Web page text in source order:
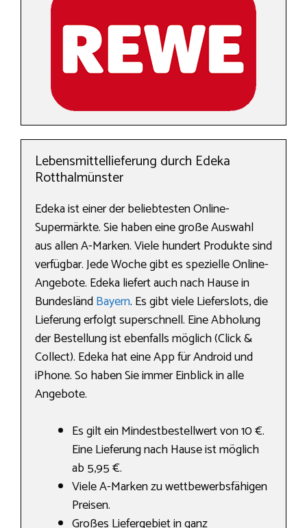
Lebensmittellieferung durch Edeka
Rotthalmünster
Edeka ist einer der beliebtesten Online-
Supermärkte. Sie haben eine große Auswahl
aus allen A-Marken. Viele hundert Produkte sind
verfügbar. Jede Woche gibt es spezielle Online-
Angebote. Edeka liefert auch nach Hause in
BundesländBayern. Es gibt viele Lieferslots, die
Lieferung erfolgt superschnell. Eine Abholung
der Bestellung ist ebenfalls möglich (Click &
Collect). Edeka hat eine App für Android und
iPhone. So haben Sie immer Einblick in alle
Angebote.
Es gilt ein Mindestbestellwert von 10 €.
Eine Lieferung nach Hause ist möglich
ab 5,95 €.
Viele A-Marken zu wettbewerbsfähigen
Preisen.